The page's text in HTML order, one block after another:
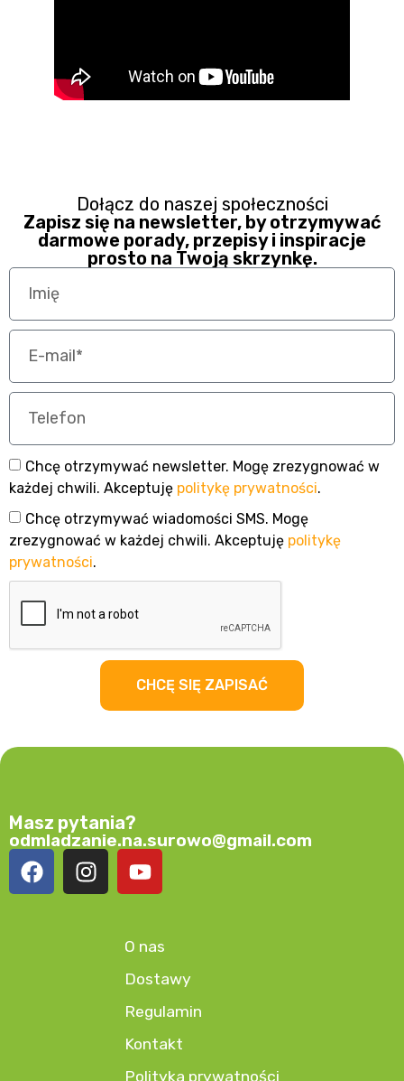
Dołącz do naszej społeczności
Zapisz się na newsletter, by otrzymywać
darmowe porady, przepisy i inspiracje
prosto na Twoją skrzynkę.
Chcę otrzymywać newsletter. Mogę zrezygnować w
każdej chwili. Akceptuję politykę prywatności.
Chcę otrzymywać wiadomości SMS. Mogę
zrezygnować w każdej chwili. Akceptuję politykę
prywatności.
CHCĘ SIĘ ZAPISAĆ
O nas
Dostawy
Regulamin
Kontakt
Polityka prywatności
Masz pytania?
odmladzanie.na.surowo@gmail.com